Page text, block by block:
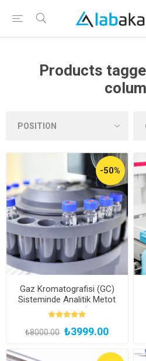
Products
-50%
Gaz Kromatografisi (GC)
Sisteminde Analitik Metot
Geliştirme Eğitimi (Kayıttan
Hemen İzle)
₺8000.00 ₺3999.00